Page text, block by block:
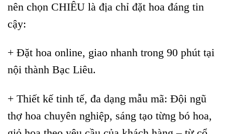
nên chọn CHIÊU là địa chỉ đặt hoa đáng tin
cậy:
+ Đặt hoa online, giao nhanh trong 90 phút tại
nội thành Bạc Liêu.
+ Thiết kế tinh tế, đa dạng mẫu mã: Đội ngũ
thợ hoa chuyên nghiệp, sáng tạo từng bó hoa,